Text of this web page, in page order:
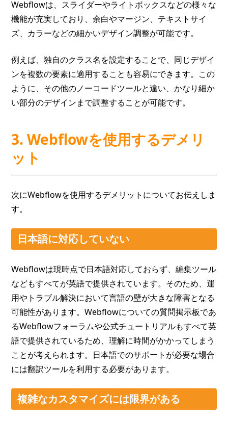
Webflowは、スライダーやライトボックスなどの様々な
機能が充実しており、余白やマージン、テキストサイ
ズ、カラーなどの細かいデザイン調整が可能です。
例えば、独自のクラス名を設定することで、同じデザイ
ンを複数の要素に適用することも容易にできます。この
ように、その他のノーコードツールと違い、かなり細か
い部分のデザインまで調整することが可能です。
3. Webflowを使用するデメリ
ット
次にWebflowを使用するデメリットについてお伝えしま
す。
日本語に対応していない
Webflowは現時点で日本語対応しておらず、編集ツール
などもすべてが英語で提供されています。そのため、運
用やトラブル解決において言語の壁が大きな障害となる
可能性があります。Webflowについての質問掲示板であ
るWebflowフォーラムや公式チュートリアルもすべて英
語で提供されているため、理解に時間がかかってしまう
ことが考えられます。日本語でのサポートが必要な場合
には翻訳ツールを利用する必要があります。
複雑なカスタマイズには限界がある